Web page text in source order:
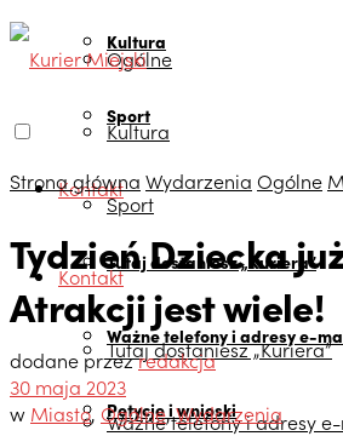
Kultura
Sport
Kontakt
Tutaj dostaniesz „Kuriera”
Ważne telefony i adresy e-
Petycje i wnioski
Ogólne
Kultura
Sport
Kontakt
Tutaj dostaniesz „Kuriera”
Ważne telefony i adresy
Strona główna Wydarzenia Ogólne
Tydzień Dziecka
Atrakcji jest wiele!
dodane przezredakcja
30 maja 2023
w Miasto, Ogólne,Wydarzenia